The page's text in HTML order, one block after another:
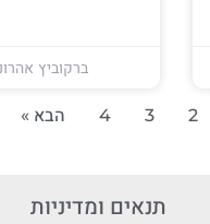
ברקוביץ
2
3
4 הבא »
תנאים ומדיניות